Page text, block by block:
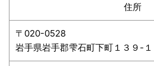
住所
〒020-0528
岩手県岩手郡雫石町下町１３９-１